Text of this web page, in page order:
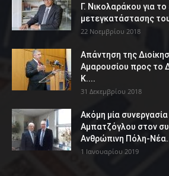
Γ. Νικολαράκου για
μετεγκατάστασης
22 Νοεμβρίου 2018
Απάντηση της
Αμαρουσίου προς το
Κ....
31 Δεκεμβρίου 2018
Ακόμη μία
Αμπατζόγλου στον
Ανθρώπινη Πόλη-
1 Ιανουαρίου 2019